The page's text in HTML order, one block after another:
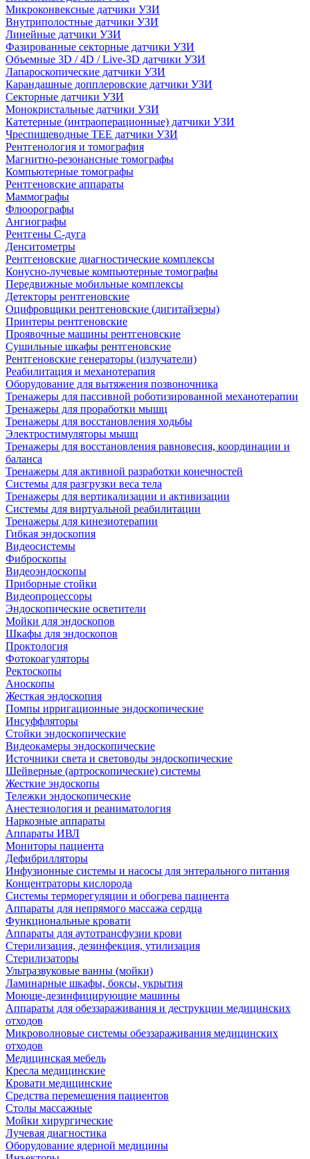
Микроконвексные датчики УЗИ
Внутриполостные датчики УЗИ
Линейные датчики УЗИ
Фазированные секторные датчики УЗИ
Объемные 3D / 4D / Live-3D датчики УЗИ
Лапароскопические датчики УЗИ
Карандашные допплеровские датчики УЗИ
Секторные датчики УЗИ
Монокристальные датчики УЗИ
Катетерные (интраоперационные) датчики УЗИ
Чреспищеводные TEE датчики УЗИ
Рентгенология и томография
Магнитно-резонансные томографы
Компьютерные томографы
Рентгеновские аппараты
Маммографы
Флюорографы
Ангиографы
Рентгены С-дуга
Денситометры
Рентгеновские диагностические комплексы
Конусно-лучевые компьютерные томографы
Передвижные мобильные комплексы
Детекторы рентгеновские
Оцифровщики рентгеновские (дигитайзеры)
Принтеры рентгеновские
Проявочные машины рентгеновские
Сушильные шкафы рентгеновские
Рентгеновские генераторы (излучатели)
Реабилитация и механотерапия
Оборудование для вытяжения позвоночника
Тренажеры для пассивной роботизированной механотерапии
Тренажеры для проработки мышц
Тренажеры для восстановления ходьбы
Электростимуляторы мышц
Тренажеры для восстановления равновесия, координации и
баланса
Тренажеры для активной разработки конечностей
Системы для разгрузки веса тела
Тренажеры для вертикализации и активизации
Системы для виртуальной реабилитации
Тренажеры для кинезиотерапии
Гибкая эндоскопия
Видеосистемы
Фиброскопы
Видеоэндоскопы
Приборные стойки
Видеопроцессоры
Эндоскопические осветители
Мойки для эндоскопов
Шкафы для эндоскопов
Проктология
Фотокоагуляторы
Ректоскопы
Аноскопы
Жесткая эндоскопия
Помпы ирригационные эндоскопические
Инсуффляторы
Стойки эндоскопические
Видеокамеры эндоскопические
Источники света и световоды эндоскопические
Шейверные (артроскопические) системы
Жесткие эндоскопы
Тележки эндоскопические
Анестезиология и реаниматология
Наркозные аппараты
Аппараты ИВЛ
Мониторы пациента
Дефибрилляторы
Инфузионные системы и насосы для энтерального питания
Концентраторы кислорода
Системы терморегуляции и обогрева пациента
Аппараты для непрямого массажа сердца
Функциональные кровати
Аппараты для аутотрансфузии крови
Стерилизация, дезинфекция, утилизация
Стерилизаторы
Ультразвуковые ванны (мойки)
Ламинарные шкафы, боксы, укрытия
Моюще-дезинфицирующие машины
Аппараты для обеззараживания и деструкции медицинских
отходов
Микроволновые системы обеззараживания медицинских
отходов
Медицинская мебель
Кресла медицинские
Кровати медицинские
Средства перемещения пациентов
Столы массажные
Мойки хирургические
Лучевая диагностика
Оборудование ядерной медицины